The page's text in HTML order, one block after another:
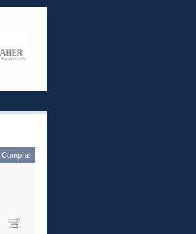
Comprar